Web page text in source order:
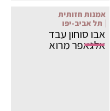
אמנות חזותית
תל אביב-יפו
אבו סוחון עבד
אלגאפר מרוא